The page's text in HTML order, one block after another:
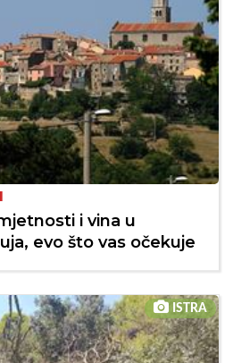
i vina u
evo što vas očekuje
ISTRA